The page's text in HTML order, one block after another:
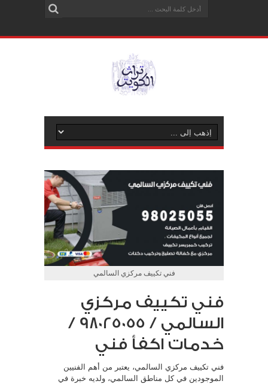
فني تكييف مركزي السالمي
فني تكييف مركزي
السالمي / 98025055 /
خدمات اكفأ فني
فني تكييف مركزي السالمي، يعتبر من أهم الفنيين
الموجودين في كل مناطق السالمي، ولديه خبرة في